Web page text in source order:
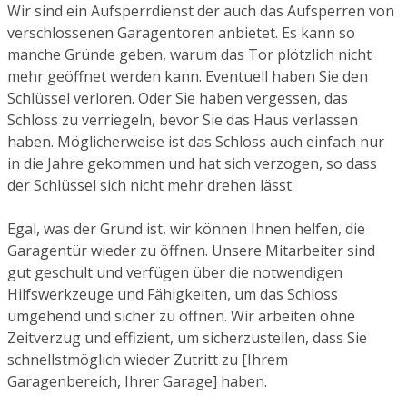
Wir sind ein Aufsperrdienst der auch das Aufsperren von
verschlossenen Garagentoren anbietet. Es kann so
manche Gründe geben, warum das Tor plötzlich nicht
mehr geöffnet werden kann. Eventuell haben Sie den
Schlüssel verloren. Oder Sie haben vergessen, das
Schloss zu verriegeln, bevor Sie das Haus verlassen
haben. Möglicherweise ist das Schloss auch einfach nur
in die Jahre gekommen und hat sich verzogen, so dass
der Schlüssel sich nicht mehr drehen lässt.
Egal, was der Grund ist, wir können Ihnen helfen, die
Garagentür wieder zu öffnen. Unsere Mitarbeiter sind
gut geschult und verfügen über die notwendigen
Hilfswerkzeuge und Fähigkeiten, um das Schloss
umgehend und sicher zu öffnen. Wir arbeiten ohne
Zeitverzug und effizient, um sicherzustellen, dass Sie
schnellstmöglich wieder Zutritt zu [Ihrem
Garagenbereich, Ihrer Garage] haben.